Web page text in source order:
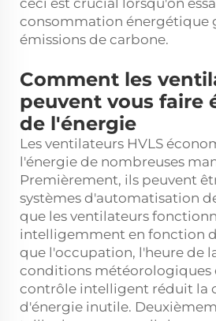
ceci est crucial lorsqu'on
consommation énergétique
émissions de carbone.
Comment les
peuvent vous faire
de l'énergie
Les ventilateurs HVLS
l'énergie de nombreuses
Premièrement, ils peuvent
systèmes d'automatisation
que les ventilateurs
intelligemment en fonction
que l'occupation, l'heure de
conditions météorologiques
contrôle intelligent réduit la
d'énergie inutile.